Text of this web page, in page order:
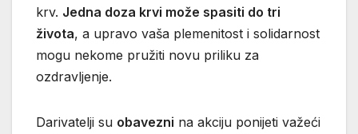
krv. Jedna doza krvi može spasiti do tri
života, a upravo vaša plemenitost i solidarnost
mogu nekome pružiti novu priliku za
ozdravljenje.
Darivatelji su obavezni na akciju ponijeti važeći